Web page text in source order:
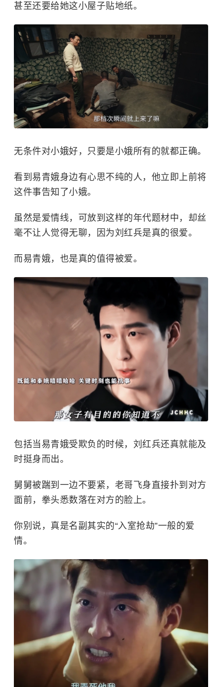
甚至还要给她这小屋子贴地纸。
无条件对小娥好，只要是小娥所有的就都正确。
看到易青娥身边有心思不纯的人，他立即上前将
这件事告知了小娥。
虽然是爱情线，可放到这样的年代题材中，却丝
毫不让人觉得无聊，因为刘红兵是真的很爱。
而易青娥，也是真的值得被爱。
包括当易青娥受欺负的时候，刘红兵还真就能及
时挺身而出。
舅舅被踹到一边不要紧，老哥飞身直接扑到对方
面前，拳头悉数落在对方的脸上。
你别说，真是名副其实的“入室抢劫”一般的爱
情。